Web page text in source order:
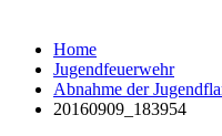
Home
Jugendfeuerwehr
Abnahme der
20160909_183954